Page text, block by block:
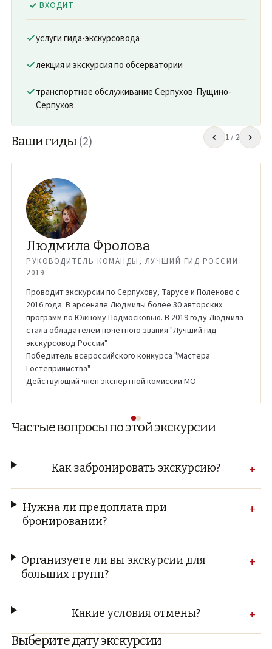
ВХОДИТ
услуги гида-экскурсовода
лекция и экскурсия по обсерватории
транспортное обслуживание Серпухов-Пущино-
Серпухов
Ваши гиды(2) 1/ 2
Людмила Фролова
РУКОВОДИТЕЛЬ КОМАНДЫ, ЛУЧШИЙ ГИД РОССИИ
2019
Проводит экскурсии по Серпухову, Тарусе и Поленово с
2016 года. В арсенале Людмилы более 30 авторских
программ по Южному Подмосковью. В 2019 году Людмила
стала обладателем почетного звания "Лучший гид-
экскурсовод России".
Победитель всероссийского конкурса "Мастера
Гостеприимства"
Действующий член экспертной комиссии МО
Частые вопросы по этой экскурсии
Как забронировать экскурсию? +
Нужна ли предоплата при
бронировании?
+
Организуете ли вы экскурсии для
больших групп?
+
Какие условия отмены? +
Выберите дату экскурсии